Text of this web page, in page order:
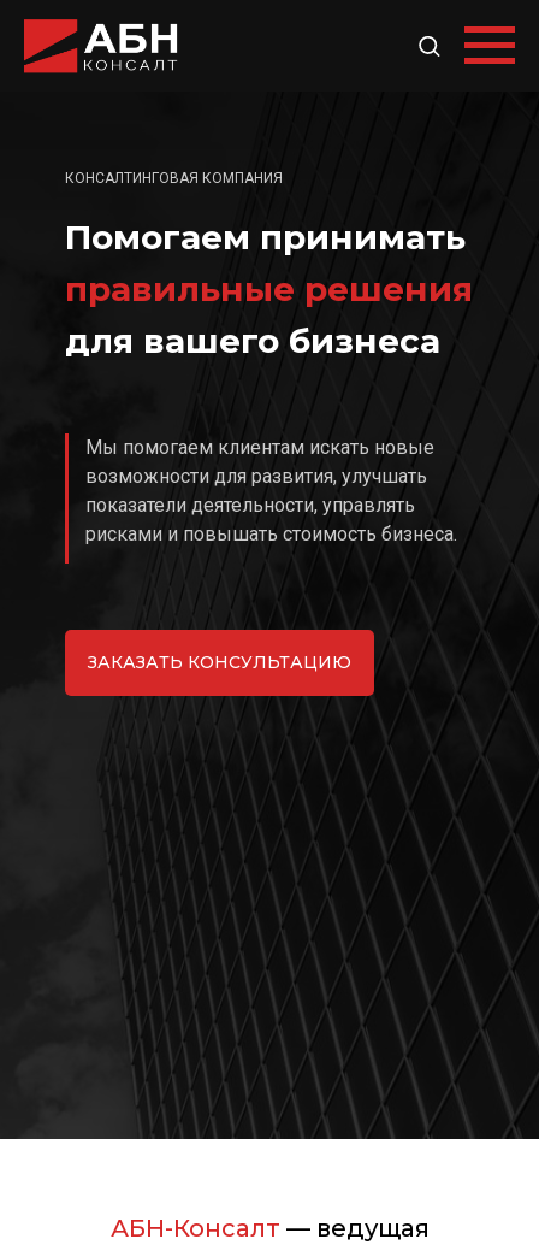
ЗАКАЗАТЬ КОНСУЛЬТАЦИЮ
Мы помогаем клиентам искать новые
возможности для развития, улучшать
показатели деятельности, управлять
рисками и повышать стоимость бизнеса.
Помогаем принимать
правильные решения
для вашего бизнеса
КОНСАЛТИНГОВАЯ КОМПАНИЯ
АБН-Консалт — ведущая